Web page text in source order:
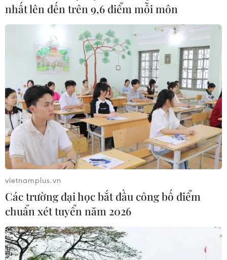
Kết thúc liên hoan, ban tổ chức đã trao hai
giải Tài năng Xuất sắc cho thí sinh Nguyễn Thị
Thảo (Giáo phường Ca trù Thái Hà) và thí sinh
Đinh Thị Vân (Giáo phường Ca trù Lỗ Khê).
Bên cạnh đó, ban tổ chức cũng đã trao bốn
giải A (cá nhân), một giải A (tập thể) và nhiều
giải khác cho các thí sinh tham dự liên hoan.
(Vietnam+)
nhất lên đến trên 9,6 điểm mỗi môn
vietnamplus.vn
Các trường đại học bắt đầu công bố điểm
chuẩn xét tuyển năm 2026